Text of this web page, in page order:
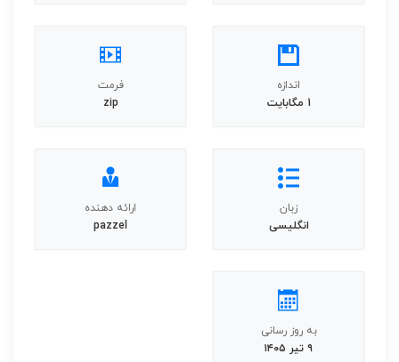
اندازه
1 مگابایت
فرمت
zip
زبان
انگلیسی
ارائه دهنده
pazzel
به روز رسانی
۹ تیر ۱۴۰۵